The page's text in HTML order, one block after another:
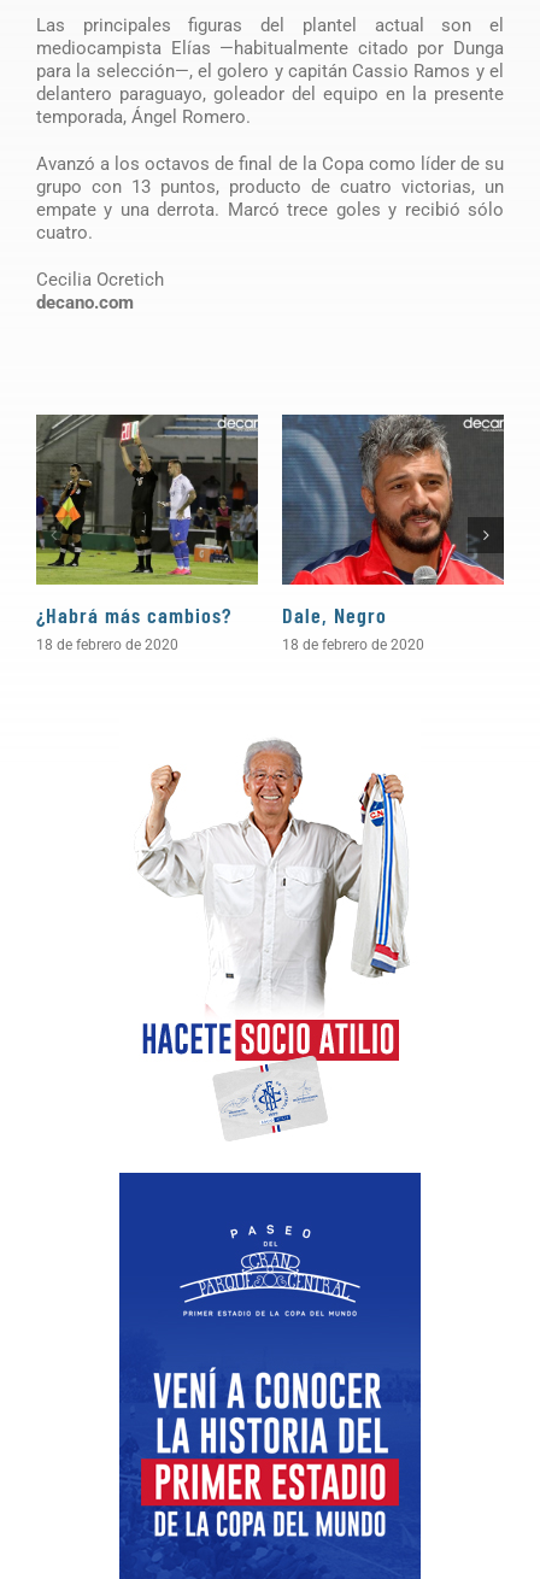
Las principales figuras del plantel actual son el
mediocampista Elías —habitualmente citado por Dunga
para la selección—, el golero y capitán Cassio Ramos y el
delantero paraguayo, goleador del equipo en la presente
temporada, Ángel Romero.
Avanzó a los octavos de final de la Copa como líder de su
grupo con 13 puntos, producto de cuatro victorias, un
empate y una derrota. Marcó trece goles y recibió sólo
cuatro.
Cecilia Ocretich
decano.com
¿Habrá más cambios?
18 de febrero de 2020
Dale, Negro
18 de febrero de 2020